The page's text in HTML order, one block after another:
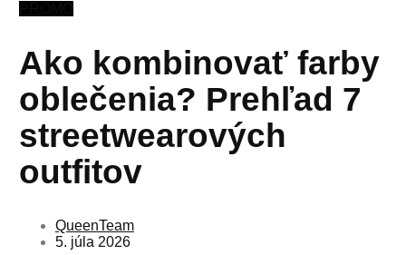
Ako kombinovať farby
oblečenia? Prehľad 7
streetwearových
outfitov
QueenTeam
5. júla 2026